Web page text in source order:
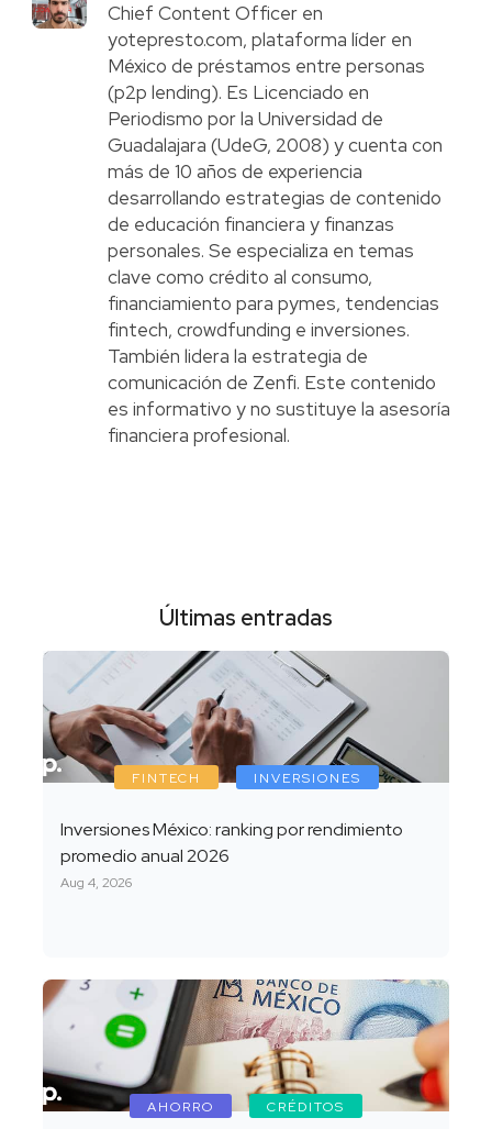
Chief Content Officer en
yotepresto.com, plataforma líder en
México de préstamos entre personas
(p2p lending). Es Licenciado en
Periodismo por la Universidad de
Guadalajara (UdeG, 2008) y cuenta con
más de 10 años de experiencia
desarrollando estrategias de contenido
de educación financiera y finanzas
personales. Se especializa en temas
clave como crédito al consumo,
financiamiento para pymes, tendencias
fintech, crowdfunding e inversiones.
También lidera la estrategia de
comunicación de Zenfi. Este contenido
es informativo y no sustituye la asesoría
financiera profesional.
Últimas entradas
FINTECH INVERSIONES
Inversiones México: ranking por rendimiento
promedio anual 2026
Aug 4, 2026
AHORRO CRÉDITOS